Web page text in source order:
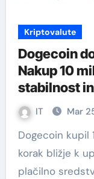
Kriptovalute
Dogecoin
Nakup 10
stabilnost
plačilih
IT Mar
Dogecoin kupil 10M žetonov za lastno rezervo in
korak bližje k
plačilno